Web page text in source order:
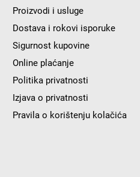
Proizvodi i usluge
Dostava i rokovi isporuke
Sigurnost kupovine
Online plaćanje
Politika privatnosti
Izjava o privatnosti
Pravila o korištenju kolačića